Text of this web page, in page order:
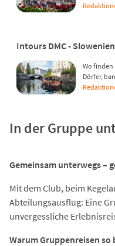
Intours DMC -
Wo finden
Dörfer,
In der Gruppe
Gemeinsam unterwegs –
Mit dem Club, beim
Abteilungsausflug: Eine
unvergessliche
Warum Gruppenreisen so